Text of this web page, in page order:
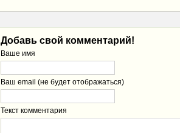
Добавь свой комментарий!
Ваше имя
Ваш email (не будет отображаться)
Текст комментария